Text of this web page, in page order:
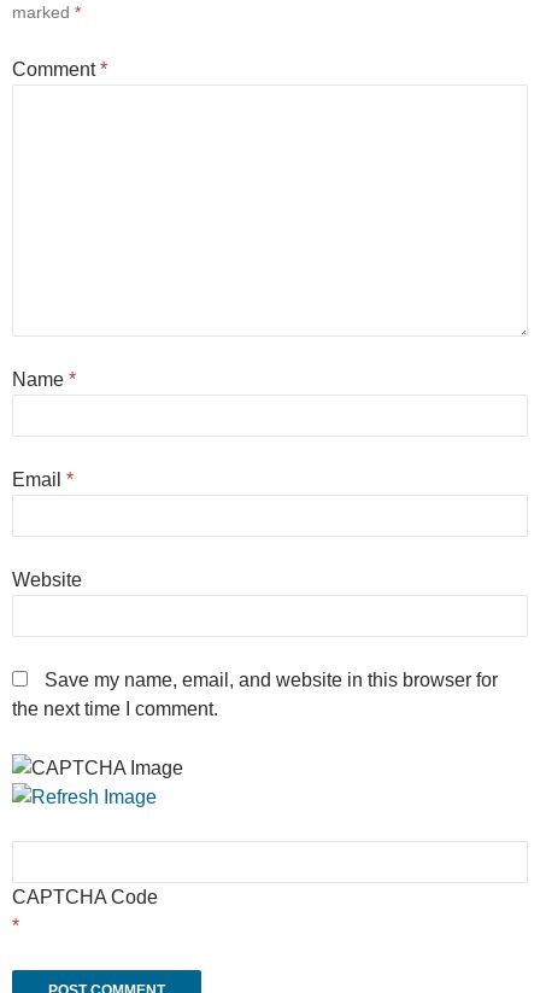
marked *
Comment*
Name *
Email *
Website
Save my name, email, and website in this browser for
the next time I comment.
CAPTCHA Code
*